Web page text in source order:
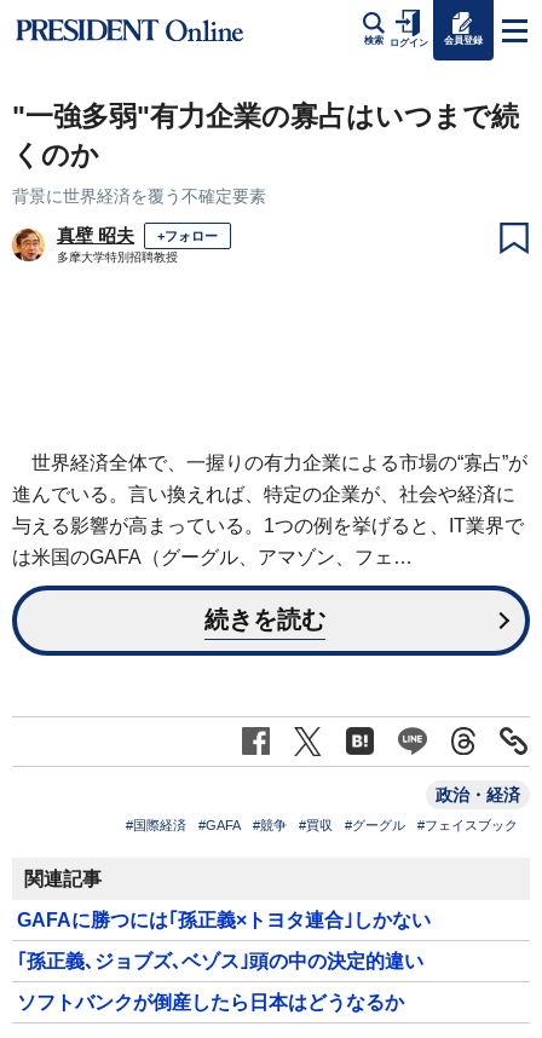
検索 ログイン 会員登録
"一強多弱"有力企業の寡占はいつまで続
くのか
背景に世界経済を覆う不確定要素
真壁 昭夫 +フォロー
多摩大学特別招聘教授
世界経済全体で、一握りの有力企業による市場の“寡占”が
進んでいる。言い換えれば、特定の企業が、社会や経済に
与える影響が高まっている。1つの例を挙げると、IT業界で
は米国のGAFA（グーグル、アマゾン、フェ…
続きを読む
政治・経済
#国際経済 #GAFA #競争 #買収 #グーグル #フェイスブック
関連記事
GAFAに勝つには｢孫正義×トヨタ連合｣しかない
｢孫正義､ジョブズ､ベゾス｣頭の中の決定的違い
ソフトバンクが倒産したら日本はどうなるか